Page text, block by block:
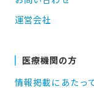
運営会社
医療機関の方
情報掲載にあたっ